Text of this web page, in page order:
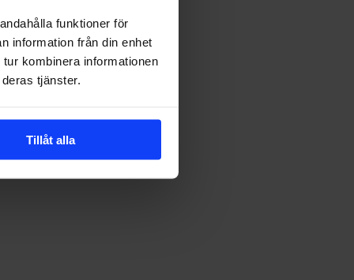
funktioner för
information från din enhet
kombinera informationen
tjänster.
Tillåt alla